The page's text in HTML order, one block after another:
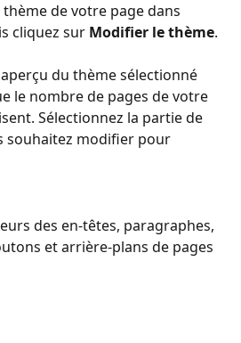
thème de votre page dans
cliquez sur Modifier le thème.
du thème sélectionné
le nombre de pages de votre
Sélectionnez la partie de
souhaitez modifier pour
des en-têtes, paragraphes,
et arrière-plans de pages